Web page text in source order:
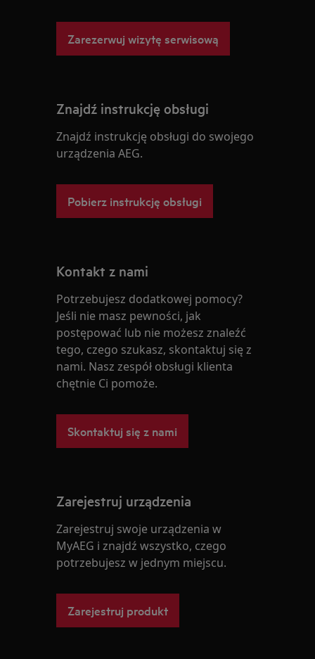
Zarezerwuj wizytę serwisową
Znajdź instrukcję obsługi
Znajdź instrukcję obsługi do swojego
urządzenia AEG.
Pobierz instrukcję obsługi
Kontakt z nami
Potrzebujesz dodatkowej pomocy?
Jeśli nie masz pewności, jak
postępować lub nie możesz znaleźć
tego, czego szukasz, skontaktuj się z
nami. Nasz zespół obsługi klienta
chętnie Ci pomoże.
Skontaktuj się z nami
Zarejestruj urządzenia
Zarejestruj swoje urządzenia w
MyAEG i znajdź wszystko, czego
potrzebujesz w jednym miejscu.
Zarejestruj produkt